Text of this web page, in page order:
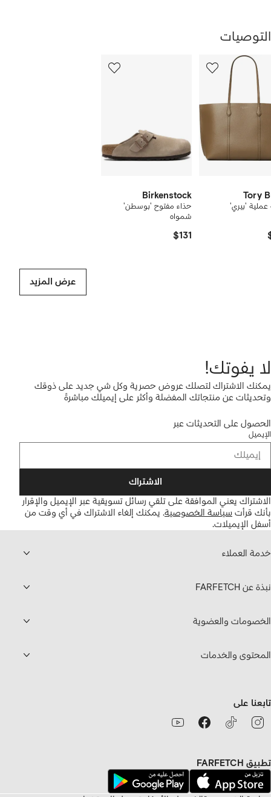
التوصيات
Tory
'بيري'
Birkenstock
حذاء مفتوح 'بوسطن'
شمواه
$131
عرض المزيد
لا يفوتك!
يمكنك الاشتراك لتصلك عروض حصرية وكل شي جديد على ذوقك
وتحديثات عن منتجاتك المفضلة وأكثر على إيميلك مباشرةً
الحصول على التحديثات عبر
الإيميل
الاشتراك
الاشتراك يعني الموافقة على تلقي رسائل تسويقية عبر الإيميل والإقرار
بأنك قرأت سياسة الخصوصية. يمكنك إلغاء الاشتراك في أي وقت من
أسفل الإيميلات.
خدمة العملاء
نبذة عن FARFETCH
الخصومات والعضوية
المحتوى والخدمات
تابعنا على
تطبيق FARFETCH